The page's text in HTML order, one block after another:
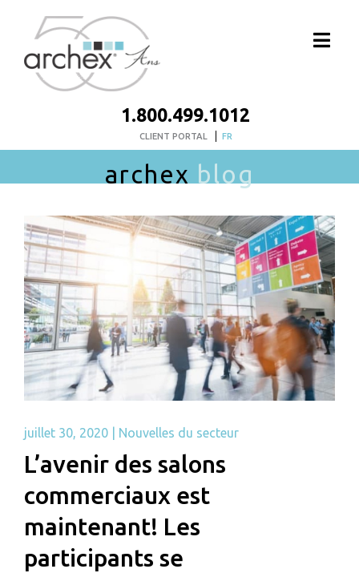
1.800.499.1012
CLIENT PORTAL FR
archex blog
juillet 30, 2020 Nouvelles du secteur
L’avenir des salons
commerciaux est
maintenant! Les
participants se